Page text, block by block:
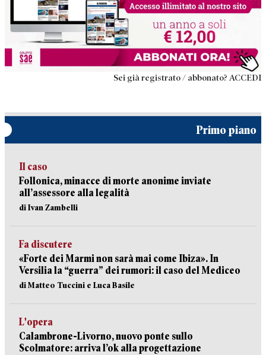
Sei già registrato / abbonato? ACCEDI
Primo piano
Il caso
Follonica, minacce di morte anonime inviate
all’assessore alla legalità
di Ivan Zambelli
Fa discutere
«Forte dei Marmi non sarà mai come Ibiza». In
Versilia la “guerra” dei rumori: il caso del Mediceo
di Matteo Tuccini e Luca Basile
L'opera
Calambrone-Livorno, nuovo ponte sullo
Scolmatore: arriva l’ok alla progettazione